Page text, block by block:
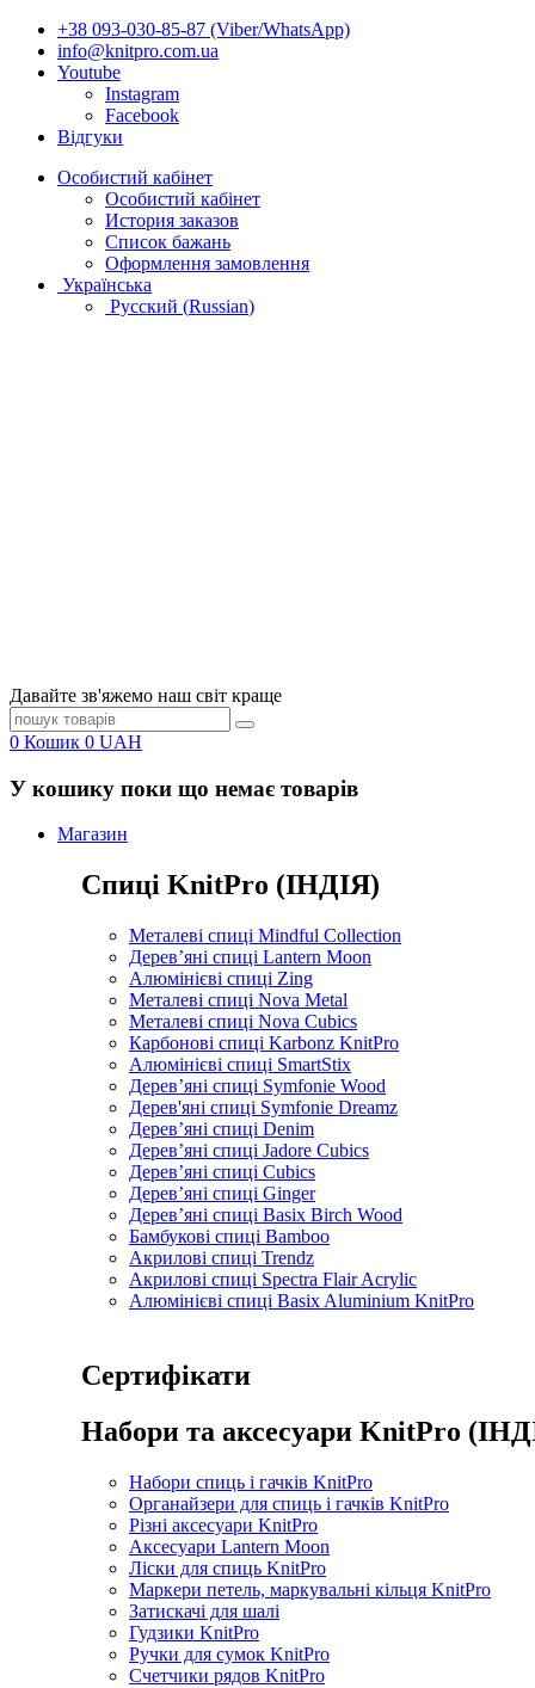
+38 093-030-85-87 (Viber/WhatsApp)
info@knitpro.com.ua
Youtube
Instagram
Facebook
Відгуки
Особистий кабінет
Особистий кабінет
История заказов
Список бажань
Оформлення замовлення
Українська
Русский (Russian)
Давайте зв'яжемо наш світ краще
0 Кошик 0 UAH
У кошику поки що немає товарів
Магазин
Спиці KnitPro (ІНДІЯ)
Металеві спиці Mindful Collection
Дерев’яні спиці Lantern Moon
Алюмінієві спиці Zing
Металеві спиці Nova Metal
Металеві спиці Nova Cubics
Карбонові спиці Karbonz KnitPro
Алюмінієві спиці SmartStix
Дерев’яні спиці Symfonie Wood
Дерев'яні спиці Symfonie Dreamz
Дерев’яні спиці Denim
Дерев’яні спиці Jadore Cubics
Дерев’яні спиці Cubics
Дерев’яні спиці Ginger
Дерев’яні спиці Basix Birch Wood
Бамбукові спиці Bamboo
Акрилові спиці Trendz
Акрилові спиці Spectra Flair Acrylic
Алюмінієві спиці Basix Aluminium KnitPro
Сертифікати
Набори та аксесуари KnitPro
Набори спиць і гачків KnitPro
Органайзери для спиць і гачків KnitPro
Різні аксесуари KnitPro
Аксесуари Lantern Moon
Ліски для спиць KnitPro
Маркери петель, маркувальні кільця KnitPro
Затискачі для шалі
Гудзики KnitPro
Ручки для сумок KnitPro
Счетчики рядов KnitPro